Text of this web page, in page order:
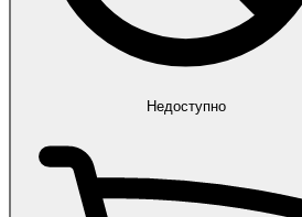
Недоступно